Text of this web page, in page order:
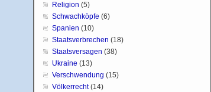
Religion (5)
Schwachköpfe (6)
Spanien (10)
Staatsverbrechen (18)
Staatsversagen (38)
Ukraine (13)
Verschwendung (15)
Völkerrecht(14)